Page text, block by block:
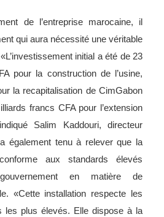
de l’entreprise marocaine, il
qui aura nécessité une véritable
initial a été de 23
pour la construction de l’usine,
la recapitalisation de CimGabon
francs CFA pour l’extension
Salim Kaddouri,
directeur
également tenu à relever que la
aux standards élevés
en matière de
«Cette installation respecte les
les plus élevés. Elle dispose à la